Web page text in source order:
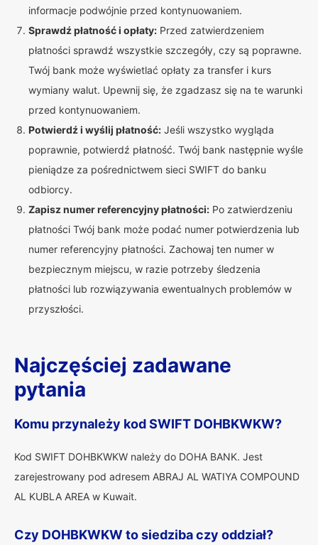
informacje podwójnie przed kontynuowaniem.
Sprawdź płatność i opłaty: Przed zatwierdzeniem
płatności sprawdź wszystkie szczegóły, czy są poprawne.
Twój bank może wyświetlać opłaty za transfer i kurs
wymiany walut. Upewnij się, że zgadzasz się na te warunki
przed kontynuowaniem.
Potwierdź i wyślij płatność: Jeśli wszystko wygląda
poprawnie, potwierdź płatność. Twój bank następnie wyśle
pieniądze za pośrednictwem sieci SWIFT do banku
odbiorcy.
Zapisz numer referencyjny płatności: Po zatwierdzeniu
płatności Twój bank może podać numer potwierdzenia lub
numer referencyjny płatności. Zachowaj ten numer w
bezpiecznym miejscu, w razie potrzeby śledzenia
płatności lub rozwiązywania ewentualnych problemów w
przyszłości.
Najczęściej zadawane
pytania
Komu przynależy kod SWIFT DOHBKWKW?
Kod SWIFT DOHBKWKW należy do DOHA BANK. Jest
zarejestrowany pod adresem ABRAJ AL WATIYA COMPOUND
AL KUBLA AREA w Kuwait.
Czy DOHBKWKW to siedziba czy oddział?